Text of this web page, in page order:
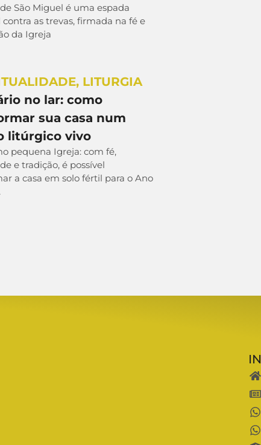
São Miguel é uma espada
as trevas, firmada na fé e
da Igreja
, LITURGIA
no lar: como
sua casa num
litúrgico vivo
pequena Igreja: com fé,
e tradição, é possível
a casa em solo fértil para o Ano